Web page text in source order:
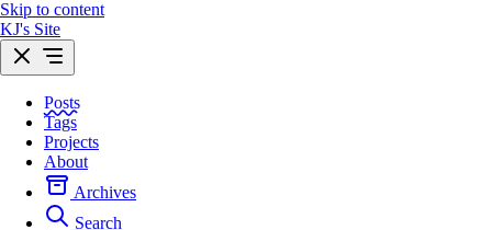
Skip to content
KJ's Site
Posts
Tags
Projects
About
Archives
Search